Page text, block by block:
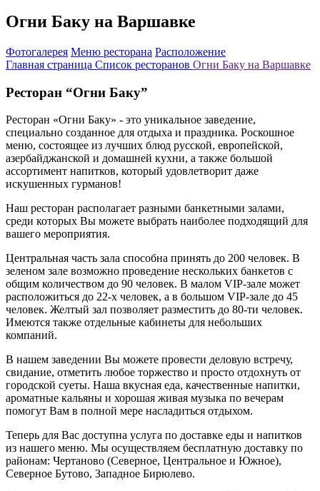
Огни Баку на Варшавке
Фотогалерея Меню ресторана Расположение
Главная страница Список ресторанов Огни Баку на Варшавке
Ресторан “Огни Баку”
Ресторан «Огни Баку» - это уникальное заведение,
специально созданное для отдыха и праздника. Роскошное
меню, состоящее из лучших блюд русской, европейской,
азербайджанской и домашней кухни, а также большой
ассортимент напитков, который удовлетворит даже
искушенных гурманов!
Наш ресторан располагает разными банкетными залами,
среди которых Вы можете выбрать наиболее подходящий для
вашего мероприятия.
Центральная часть зала способна принять до 200 человек. В
зеленом зале возможно проведение нескольких банкетов с
общим количеством до 90 человек. В малом VIP-зале может
расположиться до 22-х человек, а в большом VIP-зале до 45
человек. Желтый зал позволяет разместить до 80-ти человек.
Имеются также отдельные кабинеты для небольших
компаний.
В нашем заведении Вы можете провести деловую встречу,
свидание, отметить любое торжество и просто отдохнуть от
городской суеты. Наша вкусная еда, качественные напитки,
ароматные кальяны и хорошая живая музыка по вечерам
помогут Вам в полной мере насладиться отдыхом.
Теперь для Вас доступна услуга по доставке еды и напитков
из нашего меню. Мы осуществляем бесплатную доставку по
районам: Чертаново (Северное, Центральное и Южное),
Северное Бутово, Западное Бирюлево.